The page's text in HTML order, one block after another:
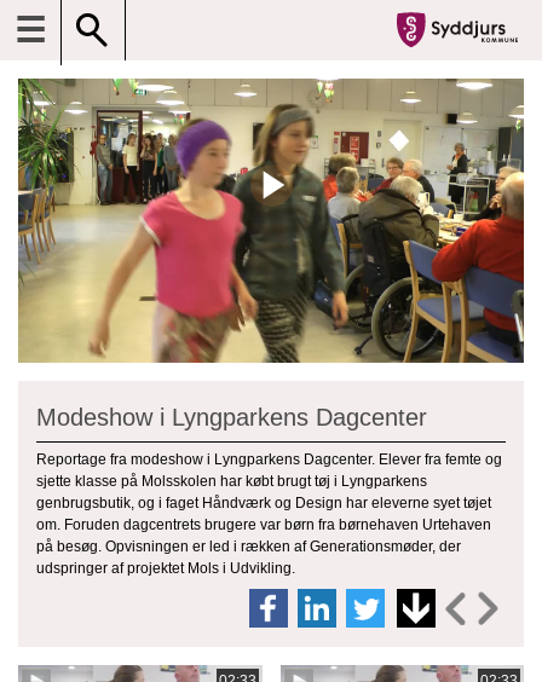
☰
Modeshow i Lyngparkens Dagcenter
Reportage fra modeshow i Lyngparkens Dagcenter. Elever fra femte og
sjette klasse på Molsskolen har købt brugt tøj i Lyngparkens
genbrugsbutik, og i faget Håndværk og Design har eleverne syet tøjet
om. Foruden dagcentrets brugere var børn fra børnehaven Urtehaven
på besøg. Opvisningen er led i rækken af Generationsmøder, der
udspringer af projektet Mols i Udvikling.